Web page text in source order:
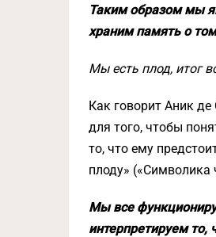
Таким образом мы
храним память о
Мы есть плод, итог
Как говорит Аник де
для того, чтобы
то, что ему
плоду» («Символика
Мы все
интерпретируем то,